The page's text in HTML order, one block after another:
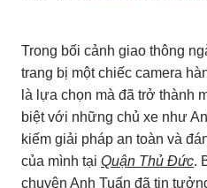
Trong bối cảnh giao thông
trang bị một chiếc camera
là lựa chọn mà đã trở thành
biệt với những chủ xe như
kiếm giải pháp an toàn và
của mình tại Quận Thủ Đức.
chuyện Anh Tuấn đã tin